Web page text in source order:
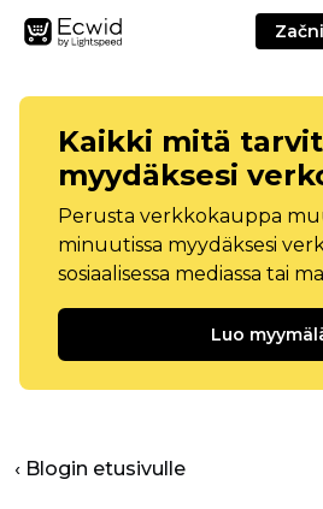
Kaikki mitä
myydäksesi
Perusta verkkokauppa
minuutissa myydäksesi
sosiaalisessa mediassa tai
Luo
‹ Blogin etusivulle